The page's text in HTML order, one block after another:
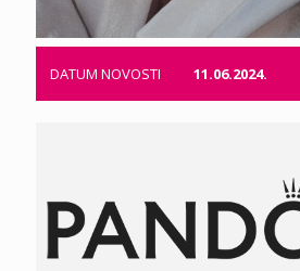
DATUM NOVOSTI 11.06.2024.